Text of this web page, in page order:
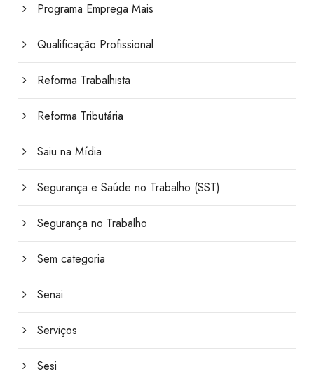
Programa Emprega Mais
Qualificação Profissional
Reforma Trabalhista
Reforma Tributária
Saiu na Mídia
Segurança e Saúde no Trabalho (SST)
Segurança no Trabalho
Sem categoria
Senai
Serviços
Sesi